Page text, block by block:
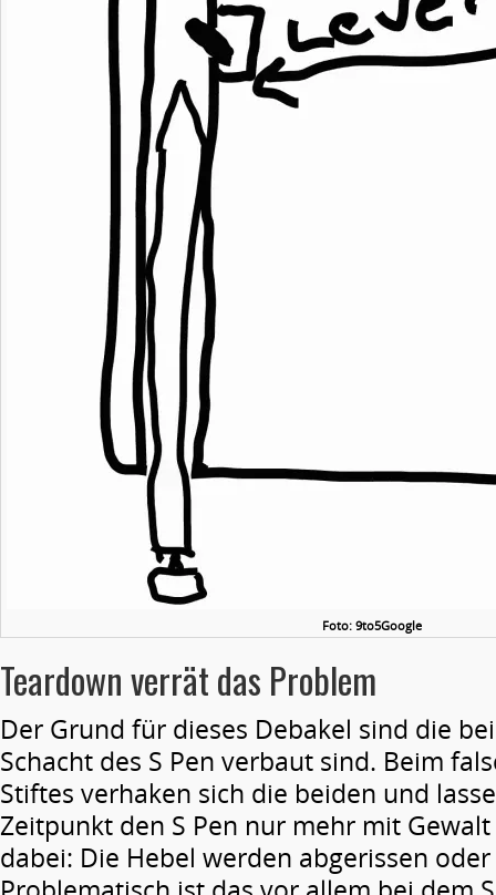
Foto: 9to5Google
Teardown verrät das Problem
Der Grund für dieses Debakel sind die
Schacht des S Pen verbaut sind. Beim
Stiftes verhaken sich die beiden und
Zeitpunkt den S Pen nur mehr mit
dabei: Die Hebel werden abgerissen